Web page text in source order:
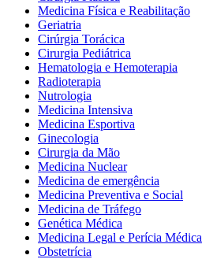
Medicina Física e Reabilitação
Geriatria
Cirúrgia Torácica
Cirurgia Pediátrica
Hematologia e Hemoterapia
Radioterapia
Nutrologia
Medicina Intensiva
Medicina Esportiva
Ginecologia
Cirurgia da Mão
Medicina Nuclear
Medicina de emergência
Medicina Preventiva e Social
Medicina de Tráfego
Genética Médica
Medicina Legal e Perícia Médica
Obstetrícia